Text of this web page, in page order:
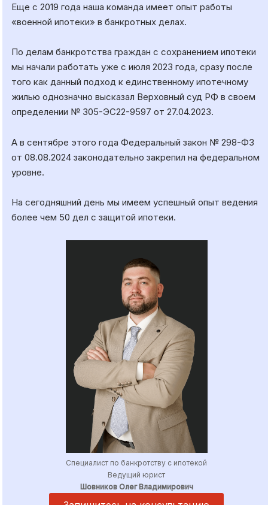
Еще с 2019 года наша команда имеет опыт работы
«военной ипотеки» в банкротных делах.
По делам банкротства граждан с сохранением ипотеки
мы начали работать уже с июля 2023 года, сразу после
того как данный подход к единственному ипотечному
жилью однозначно высказал Верховный суд РФ в своем
определении № 305-ЭС22-9597 от 27.04.2023.
А в сентябре этого года Федеральный закон № 298-ФЗ
от 08.08.2024 законодательно закрепил на федеральном
уровне.
На сегодняшний день мы имеем успешный опыт ведения
более чем 50 дел с защитой ипотеки.
Специалист по банкротству с ипотекой
Ведущий юрист
Шовников Олег Владимирович